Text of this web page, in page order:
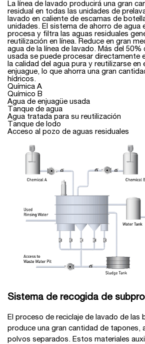
La línea de lavado producirá una gran
residual en todas las unidades de
lavado en caliente de escamas de
unidades. El sistema de ahorro de agua
procesa y filtra las aguas residuales
reutilización en línea. Reduce en gran
agua de la línea de lavado. Más del 50%
usada se puede procesar directamente
la calidad del agua pura y reutilizarse en
enjuague, lo que ahorra una gran
hídricos.
Química A
Químico B
Agua de enjuagüe usada
Tanque de agua
Agua tratada para su reutilización
Tanque de lodo
Acceso al pozo de aguas residuales
Sistema de recogida de
El proceso de reciclaje de lavado de las
produce una gran cantidad de tapones,
polvos separados. Estos materiales